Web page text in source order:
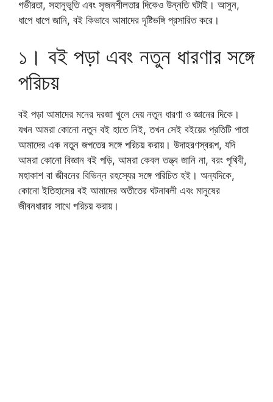
গভীরতা, সহানুভূতি এবং সৃজনশীলতার দিকেও উন্নতি ঘটাই। আসুন,
ধাপে ধাপে জানি, বই কিভাবে আমাদের দৃষ্টিভঙ্গি প্রসারিত করে।
১। বই পড়া এবং নতুন ধারণার সঙ্গে
পরিচয়
বই পড়া আমাদের মনের দরজা খুলে দেয় নতুন ধারণা ও জ্ঞানের দিকে।
যখন আমরা কোনো নতুন বই হাতে নিই, তখন সেই বইয়ের প্রতিটি পাতা
আমাদের এক নতুন জগতের সঙ্গে পরিচয় করায়। উদাহরণস্বরূপ, যদি
আমরা কোনো বিজ্ঞান বই পড়ি, আমরা কেবল তত্ত্ব জানি না, বরং পৃথিবী,
মহাকাশ বা জীবনের বিভিন্ন রহস্যের সঙ্গে পরিচিত হই। অন্যদিকে,
কোনো ইতিহাসের বই আমাদের অতীতের ঘটনাবলী এবং মানুষের
জীবনধারার সাথে পরিচয় করায়।